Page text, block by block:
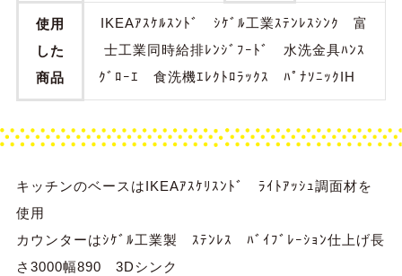
使用
した
商品
IKEAｱｽｹﾙｽﾝﾄﾞ ｼｹﾞﾙ工業ｽﾃﾝﾚｽｼﾝｸ 富
士工業同時給排ﾚﾝｼﾞﾌｰﾄﾞ 水洗金具ﾊﾝｽ
ｸﾞﾛｰｴ 食洗機ｴﾚｸﾄﾛﾗｯｸｽ ﾊﾟﾅｿﾆｯｸIH
キッチンのベースはIKEAｱｽｹﾘｽﾝﾄﾞ ﾗｲﾄｱｯｼｭ調面材を
使用
カウンターはｼｹﾞﾙ工業製 ｽﾃﾝﾚｽ ﾊﾞｲﾌﾞﾚｰｼｮﾝ仕上げ長
さ3000幅890 3Dシンク